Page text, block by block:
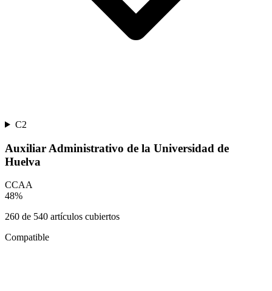
C2
Auxiliar Administrativo de la Universidad de
Huelva
CCAA
48%
260 de 540 artículos cubiertos
Compatible